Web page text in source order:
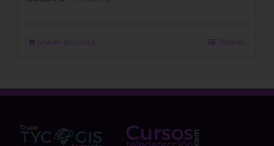
800,00 €.
Añadir al carrito Detalles